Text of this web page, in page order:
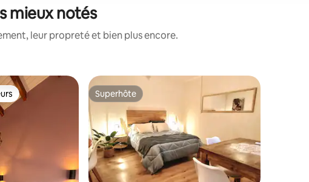
mieux notés
leur propreté et bien plus encore.
Superhôte
Superhôte